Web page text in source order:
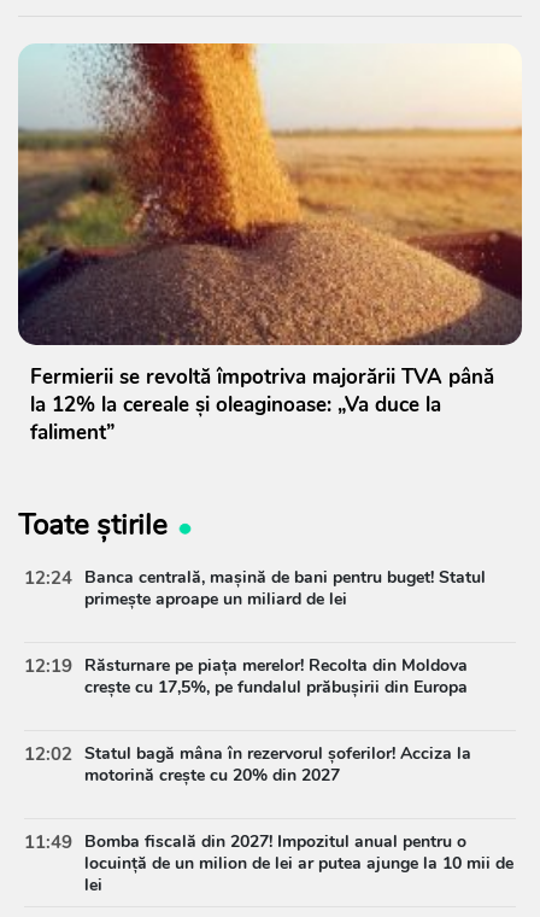
Fermierii se revoltă împotriva majorării TVA până
la 12% la cereale și oleaginoase: „Va duce la
faliment”
Toate știrile
12:24 Banca centrală, mașină de bani pentru buget! Statul
primește aproape un miliard de lei
12:19 Răsturnare pe piața merelor! Recolta din Moldova
crește cu 17,5%, pe fundalul prăbușirii din Europa
12:02 Statul bagă mâna în rezervorul șoferilor! Acciza la
motorină crește cu 20% din 2027
11:49 Bomba fiscală din 2027! Impozitul anual pentru o
locuință de un milion de lei ar putea ajunge la 10 mii de
lei